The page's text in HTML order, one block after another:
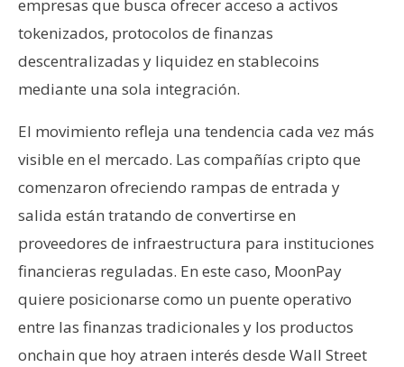
d
e
P
e
n
s
T
m
a
s
empresas que busca ofrecer acceso a activos
tokenizados, protocolos de finanzas
descentralizadas y liquidez en stablecoins
mediante una sola integración.
El movimiento refleja una tendencia cada vez más
visible en el mercado. Las compañías cripto que
comenzaron ofreciendo rampas de entrada y
salida están tratando de convertirse en
proveedores de infraestructura para instituciones
financieras reguladas. En este caso, MoonPay
quiere posicionarse como un puente operativo
entre las finanzas tradicionales y los productos
onchain que hoy atraen interés desde Wall Street